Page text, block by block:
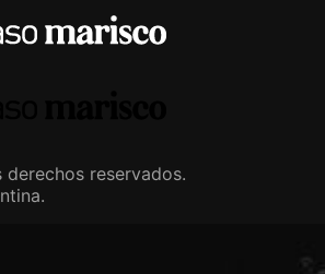
derechos reservados.